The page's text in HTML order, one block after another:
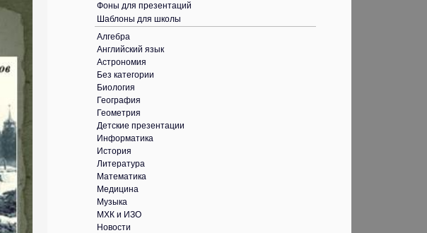
Фоны для презентаций
Шаблоны для школы
Алгебра
Английский язык
Астрономия
Без категории
Биология
География
Геометрия
Детские презентации
Информатика
История
Литература
Математика
Медицина
Музыка
МХК и ИЗО
Новости